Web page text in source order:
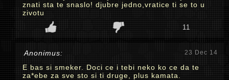
znati sta te snaslo! djubre jedno,vratice ti se to u
zivotu
11
Anonimus: 23 Dec 14
E bas si smeker. Doci ce i tebi neko ko ce da te
za*ebe za sve sto si ti druge, plus kamata.